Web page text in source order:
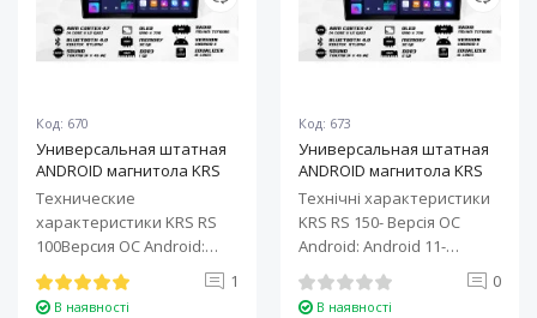
Код: 670
Универсальная штатная
ANDROID магнитола KRS
RS 100 9" 1/32 GB
Технические
характеристики KRS RS
100Версия ОС Android:
Android 11Процессор: 4-
ядерный ARM Cortex-A7..
1
В наявності
Код: 673
Универсальная штатная
ANDROID магнитола KRS
RS 150 10" 2/32 GB
Технічні характеристики
KRS RS 150- Версія ОС
Android: Android 11-
Процесор: 4-ядерний ARM
Cortex-A7..
0
В наявності